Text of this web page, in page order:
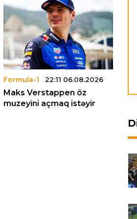
Formula-1 22:11 06.08.2026
Maks Verstappen öz
muzeyini açmaq istəyir